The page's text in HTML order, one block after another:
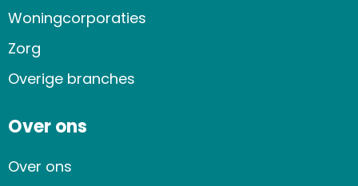
Woningcorporaties
Zorg
Overige branches
Over ons
Over ons